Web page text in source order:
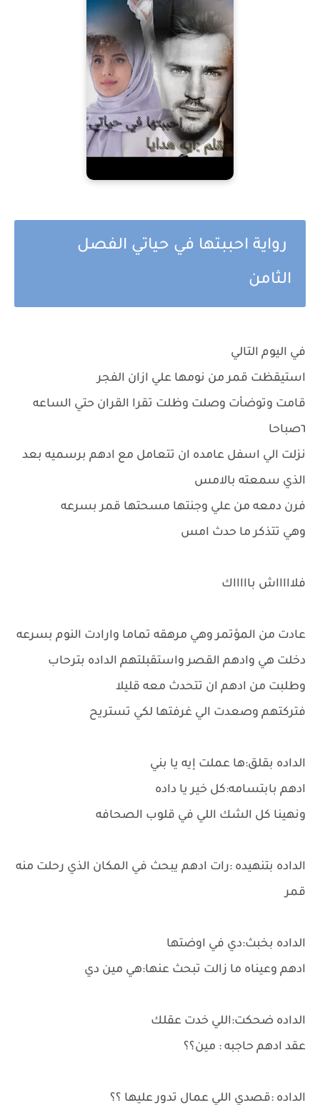
رواية احببتها في حياتي الفصل
الثامن
في اليوم التالي
استيقظت قمر من نومها علي ازان الفجر
قامت وتوضأت وصلت وظلت تقرا القران حتي الساعه
٦صباحا
نزلت الي اسفل عامده ان تتعامل مع ادهم برسميه بعد
الذي سمعته بالامس
فرن دمعه من علي وجنتها مسحتها قمر بسرعه
وهي تتذكر ما حدث امس
فلاااااش باااااك
عادت من المؤتمر وهي مرهقه تماما وارادت النوم بسرعه
دخلت هي وادهم القصر واستقبلتهم الداده بترحاب
وطلبت من ادهم ان تتحدث معه قليلا
فتركتهم وصعدت الي غرفتها لكي تستريح
الداده بقلق:ها عملت إيه يا بني
ادهم بابتسامه:كل خير يا داده
ونهينا كل الشك اللي في قلوب الصحافه
الداده بتنهيده :رات ادهم يبحث في المكان الذي رحلت منه
قمر
الداده بخبث:دي في اوضتها
ادهم وعيناه ما زالت تبحث عنها:هي مين دي
الداده ضحكت:اللي خدت عقلك
عقد ادهم حاجبه : مين؟؟
الداده :قصدي اللي عمال تدور عليها ؟؟